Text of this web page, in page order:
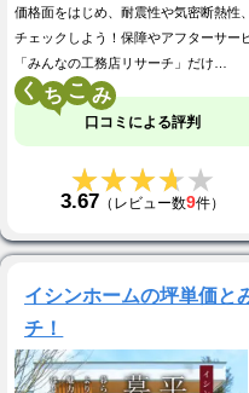
価格面をはじめ、耐震性や気密断熱性
チェックしよう！保障やアフターサー
「みんなの工務店リサーチ」だけ…
く こ
口コミによる評判
★★★★★
★★★★★
3.67 （レビュー数9件）
イシンホームの坪単価と
チ！